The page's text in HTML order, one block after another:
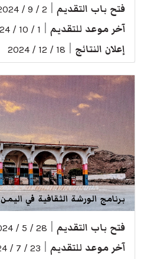
فتح باب التقديم 2 / 9 / 2024
آخر موعد للتقديم 1 / 10 / 2024
إعلان النتائج 18 / 12 / 2024
برنامج الورشة الثقافية في اليمن
فتح باب التقديم 28 / 5 / 2024
آخر موعد للتقديم 23 / 7 / 2024